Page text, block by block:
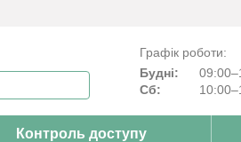
Графік роботи:
Будні:
Сб:
Контроль доступу